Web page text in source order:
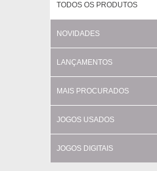
TODOS OS PRODUTOS
NOVIDADES
LANÇAMENTOS
MAIS PROCURADOS
JOGOS USADOS
JOGOS DIGITAIS